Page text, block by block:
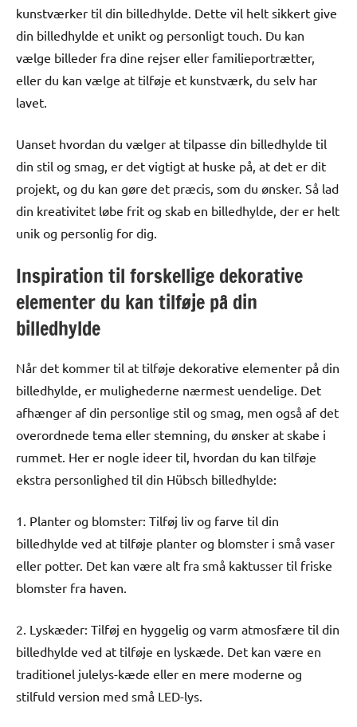
kunstværker til din billedhylde. Dette vil helt sikkert give
din billedhylde et unikt og personligt touch. Du kan
vælge billeder fra dine rejser eller familieportrætter,
eller du kan vælge at tilføje et kunstværk, du selv har
lavet.
Uanset hvordan du vælger at tilpasse din billedhylde til
din stil og smag, er det vigtigt at huske på, at det er dit
projekt, og du kan gøre det præcis, som du ønsker. Så lad
din kreativitet løbe frit og skab en billedhylde, der er helt
unik og personlig for dig.
Inspiration til forskellige dekorative
elementer du kan tilføje på din
billedhylde
Når det kommer til at tilføje dekorative elementer på din
billedhylde, er mulighederne nærmest uendelige. Det
afhænger af din personlige stil og smag, men også af det
overordnede tema eller stemning, du ønsker at skabe i
rummet. Her er nogle ideer til, hvordan du kan tilføje
ekstra personlighed til din Hübsch billedhylde:
1. Planter og blomster: Tilføj liv og farve til din
billedhylde ved at tilføje planter og blomster i små vaser
eller potter. Det kan være alt fra små kaktusser til friske
blomster fra haven.
2. Lyskæder: Tilføj en hyggelig og varm atmosfære til din
billedhylde ved at tilføje en lyskæde. Det kan være en
traditionel julelys-kæde eller en mere moderne og
stilfuld version med små LED-lys.